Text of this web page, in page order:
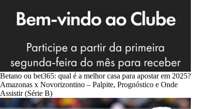
Betano ou bet365: qual é a melhor casa para apostar em 2025?
Amazonas x Novorizontino – Palpite, Prognóstico e Onde
Assistir (Série B)